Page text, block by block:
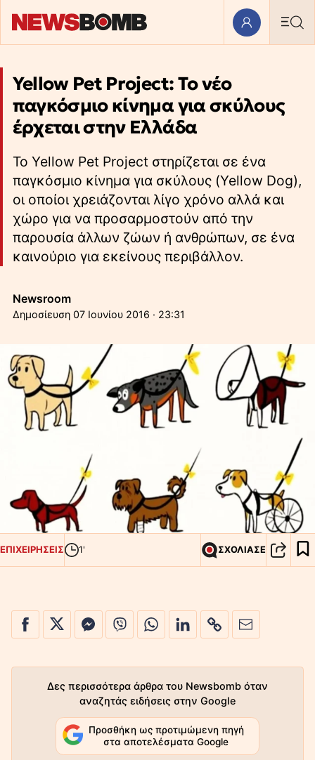
Yellow Pet Project: Το νέο
παγκόσμιο κίνημα για σκύλους
έρχεται στην Ελλάδα
To Yellow Pet Project στηρίζεται σε ένα
παγκόσμιο κίνημα για σκύλους (Yellow Dog),
οι οποίοι χρειάζονται λίγο χρόνο αλλά και
χώρο για να προσαρμοστούν από την
παρουσία άλλων ζώων ή ανθρώπων, σε ένα
καινούριο για εκείνους περιβάλλον.
Newsroom
07 Ιουνίου 2016 · 23:31
ΕΠΙΧΕΙΡΗΣΕΙΣ 1' ΣΧΟΛΙΑΣΕ
Δες περισσότερα άρθρα του Newsbomb όταν
αναζητάς ειδήσεις στην Google
Προσθήκη ως προτιμώμενη πηγή
στα αποτελέσματα Google